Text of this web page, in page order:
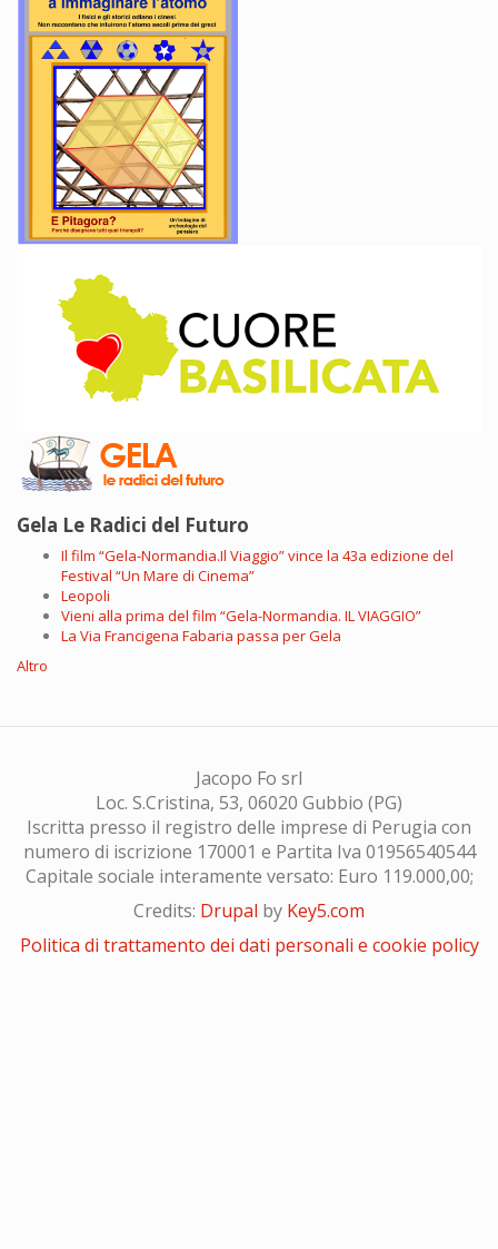
Gela Le Radici del Futuro
Il film “Gela-Normandia.Il Viaggio” vince la 43a edizione del
Festival “Un Mare di Cinema”
Leopoli
Vieni alla prima del film “Gela-Normandia. IL VIAGGIO”
La Via Francigena Fabaria passa per Gela
Altro
Jacopo Fo srl
Loc. S.Cristina, 53, 06020 Gubbio (PG)
Iscritta presso il registro delle imprese di Perugia con
numero di iscrizione 170001 e Partita Iva 01956540544
Capitale sociale interamente versato: Euro 119.000,00;
Credits: Drupal by Key5.com
Politica di trattamento dei dati personali e cookie policy